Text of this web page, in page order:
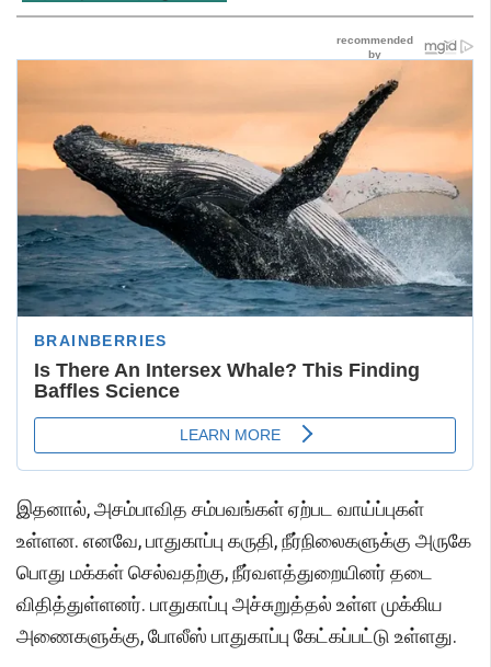
இதனால், அசம்பாவித சம்பவங்கள் ஏற்பட வாய்ப்புகள்
உள்ளன. எனவே, பாதுகாப்பு கருதி, நீர்நிலைகளுக்கு அருகே
பொது மக்கள் செல்வதற்கு, நீர்வளத்துறையினர் தடை
விதித்துள்ளனர். பாதுகாப்பு அச்சுறுத்தல் உள்ள முக்கிய
அணைகளுக்கு, போலீஸ் பாதுகாப்பு கேட்கப்பட்டு உள்ளது.